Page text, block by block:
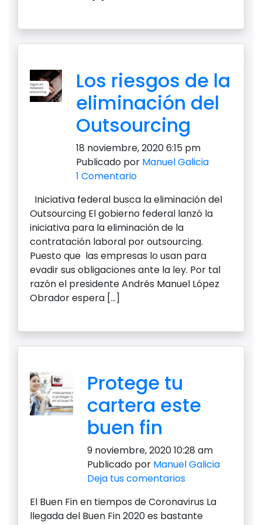
Los riesgos de la
eliminación del
Outsourcing
18 noviembre, 2020 6:15 pm
Publicado por Manuel Galicia
1 Comentario
Iniciativa federal busca la eliminación del
Outsourcing El gobierno federal lanzó la
iniciativa para la eliminación de la
contratación laboral por outsourcing.
Puesto que las empresas lo usan para
evadir sus obligaciones ante la ley. Por tal
razón el presidente Andrés Manuel López
Obrador espera […]
Protege tu
cartera este
buen fin
9 noviembre, 2020 10:28 am
Publicado por Manuel Galicia
Deja tus comentarios
El Buen Fin en tiempos de Coronavirus La
llegada del Buen Fin 2020 es bastante